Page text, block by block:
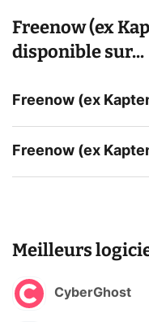
Freenow (ex
disponible sur...
Freenow (ex
Freenow (ex
Meilleurs
CyberGhost